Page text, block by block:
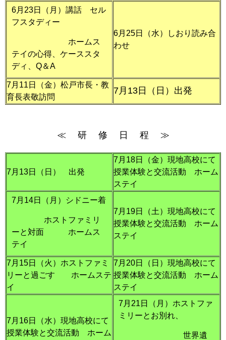
6月23日（月）講話 セル
フスタディー
ホームス
テイの心得、ケーススタ
ディ、Q＆A
6月25日（水）しおり読み合
わせ
7月11日（金）松戸市長・教
育長表敬訪問
7月13日（日）出発
≪ 研 修 日 程 ≫
7月13日（日） 出発
7月18日（金）現地高校にて
授業体験と交流活動 ホーム
ステイ
7月14日（月）シドニー着
ホストファミリ
ーと対面 ホームス
テイ
7月19日（土）現地高校にて
授業体験と交流活動 ホーム
ステイ
7月15日（火）ホストファミ
リーと過ごす ホームステ
イ
7月20日（日）現地高校にて
授業体験と交流活動 ホーム
ステイ
7月16日（水）現地高校にて
授業体験と交流活動 ホーム
7月21日（月）ホストファ
ミリーとお別れ、
世界遺